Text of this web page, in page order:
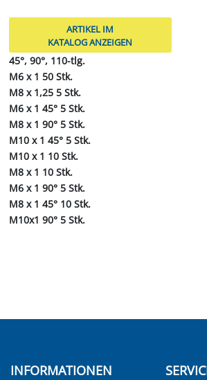
ARTIKEL IM
KATALOG ANZEIGEN
45°, 90°, ​110-tlg.
M6 x 1 50 Stk.
M8 x 1,25 5 Stk.
M6 x 1 45° 5 Stk.
M8 x 1 90° 5 Stk.
M10 x 1 45° 5 Stk.
M10 x 1 10 Stk.
M8 x 1 10 Stk.
M6 x 1 90° 5 Stk.
M8 x 1 45° 10 Stk.
M10x1 90° 5 Stk.
INFORMATIONEN